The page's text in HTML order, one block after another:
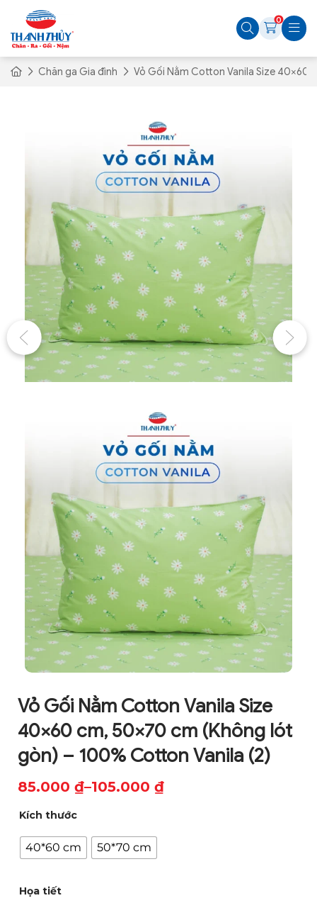
0
Chăn ga Gia đình Vỏ Gối Nằm Cotton Vanila Size 40×60
Vỏ Gối Nằm Cotton Vanila Size
40×60 cm, 50×70 cm (Không lót
gòn) – 100% Cotton Vanila (2)
85.000 ₫–105.000 ₫
từ
đến
Kích thước
40*60 cm 50*70 cm
Họa tiết